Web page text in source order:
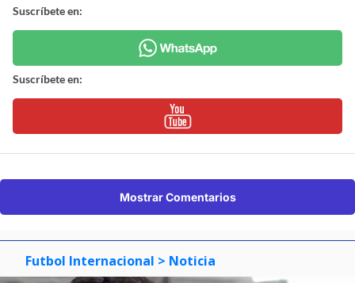
Suscríbete en:
Suscríbete en:
Mostrar Comentarios
Futbol Internacional > Noticia